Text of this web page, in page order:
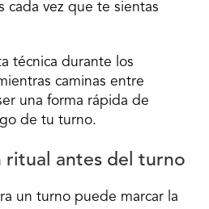
cada vez que te sientas
técnica durante los
caminas entre
una forma rápida de
de tu turno.
ritual antes del turno
un turno puede marcar la